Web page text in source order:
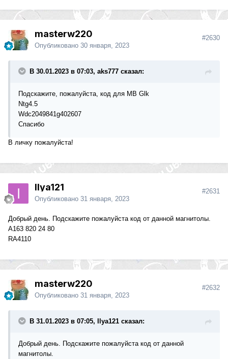
masterw220
Опубликовано 30 января, 2023
#2630
В 30.01.2023 в 07:03, aks777 сказал:
Подскажите, пожалуйста, код для MB Glk
Ntg4.5
Wdc2049841g402607
Спасибо
В личку пожалуйста!
Ilya121
Опубликовано 31 января, 2023
#2631
Добрый день. Подскажите пожалуйста код от данной магнитолы.
А163 820 24 80
RA4110
masterw220
Опубликовано 31 января, 2023
#2632
В 31.01.2023 в 07:05, Ilya121 сказал:
Добрый день. Подскажите пожалуйста код от данной
магнитолы.